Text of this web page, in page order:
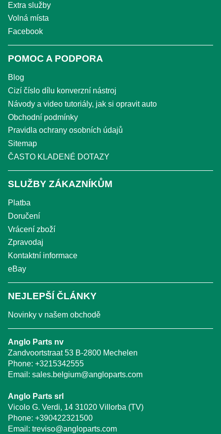
Extra služby
Volná místa
Facebook
POMOC A PODPORA
Blog
Cizí číslo dílu konverzní nástroj
Návody a video tutoriály, jak si opravit auto
Obchodní podmínky
Pravidla ochrany osobních údajů
Sitemap
ČASTO KLADENÉ DOTAZY
SLUŽBY ZÁKAZNÍKŮM
Platba
Doručení
Vrácení zboží
Zpravodaj
Kontaktní informace
eBay
NEJLEPŠÍ ČLÁNKY
Novinky v našem obchodě
Anglo Parts nv
Zandvoortstraat 53 B-2800 Mechelen
Phone: +3215342555
Email: sales.belgium@angloparts.com
Anglo Parts srl
Vicolo G. Verdi, 14 31020 Villorba (TV)
Phone: +390422321500
Email: treviso@angloparts.com